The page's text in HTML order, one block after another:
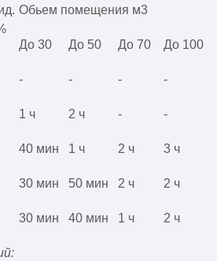
Обьем помещения м3
До 30 До 50 До 70 До 100
- - - -
1 ч 2 ч - -
40 мин 1 ч 2 ч 3 ч
30 мин 50 мин 2 ч 2 ч
30 мин 40 мин 1 ч 2 ч